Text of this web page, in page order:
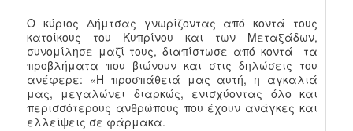
Ο κύριος Δήμτσας γνωρίζοντας από κοντά τους
κατοίκους του Κυπρίνου και των Μεταξάδων,
συνομίλησε μαζί τους, διαπίστωσε από κοντά τα
προβλήματα που βιώνουν και στις δηλώσεις του
ανέφερε: «Η προσπάθειά μας αυτή, η αγκαλιά
μας, μεγαλώνει διαρκώς, ενισχύοντας όλο και
περισσότερους ανθρώπους που έχουν ανάγκες και
ελλείψεις σε φάρμακα.